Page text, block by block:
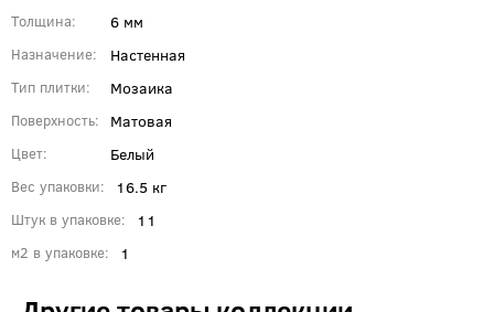
Толщина 6 мм
Назначение Настенная
Тип плитки Мозаика
Поверхность Матовая
Цвет Белый
Вес упаковки 16.5 кг
Штук в упаковке 11
м2 в упаковке 1